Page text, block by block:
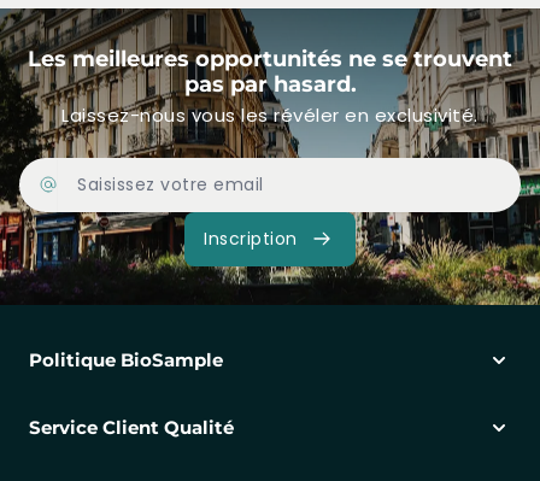
Les meilleures opportunités ne se trouvent
pas par hasard.
Laissez-nous vous les révéler en exclusivité.
Adresse Email
Inscription
Politique BioSample
Service Client Qualité